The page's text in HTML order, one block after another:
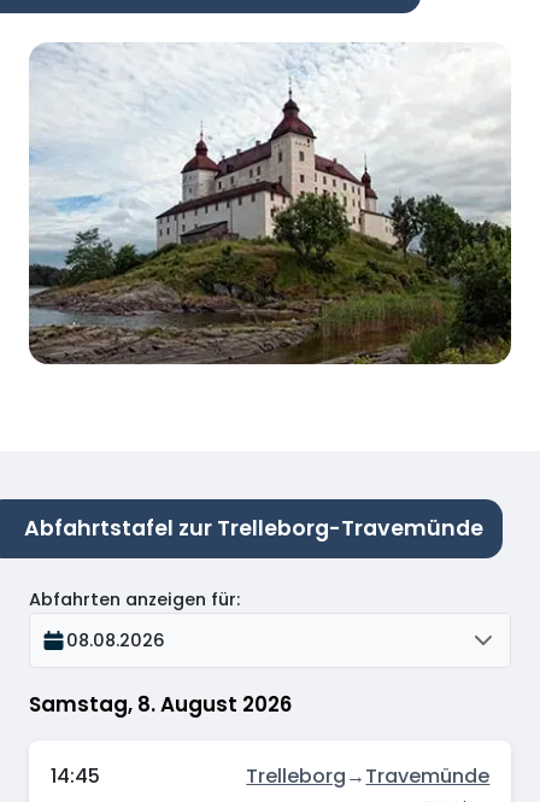
Abfahrtstafel zur Trelleborg-Travemünde
Samstag, 8. August 2026
Abfahrten anzeigen für:
08.08.2026
14:45 Trelleborg→Travemünde